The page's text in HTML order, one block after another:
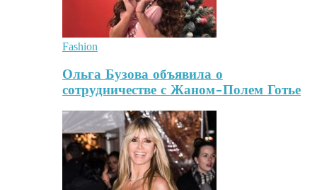
Fashion
Ольга Бузова объявила о
сотрудничестве с Жаном-Полем Готье